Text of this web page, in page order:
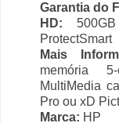
Garantia do
HD:
ProtectSmart
Mais
memória
MultiMedia
Pro ou xD
Marca: HP